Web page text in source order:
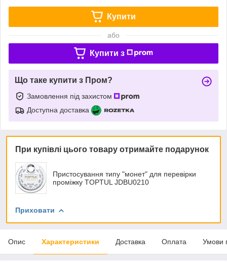
Купити
або
Купити з
Що таке купити з Пром?
Замовлення під захистом
Доступна доставка
При купівлі цього товару отримайте подарунок
Пристосування типу "монет" для перевірки
проміжку TOPTUL JDBU0210
Приховати
Опис Характеристики Доставка Оплата Умови